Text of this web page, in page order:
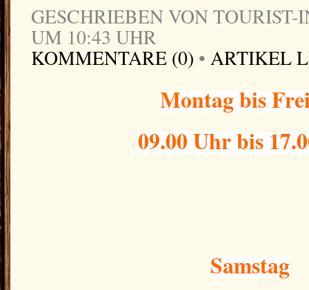
GESCHRIEBEN VON TOURIST-
UM 10:43 UHR
KOMMENTARE (0) • ARTIKEL
Montag bis
09.00 Uhr bis
Samstag